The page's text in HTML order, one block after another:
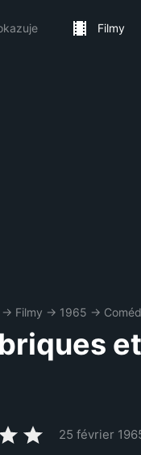
Filmy
→ Filmy → 1965 →
25 février